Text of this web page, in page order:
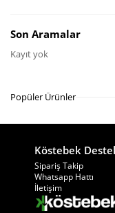
ÖDEME SEÇENEKLERI
Köstebek
Sipariş Takip
Whatsapp Hattı
İletişim
Son Aramalar
Kayıt yok
Popüler Ürünler